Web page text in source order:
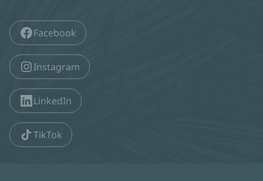
Facebook
Instagram
LinkedIn
TikTok